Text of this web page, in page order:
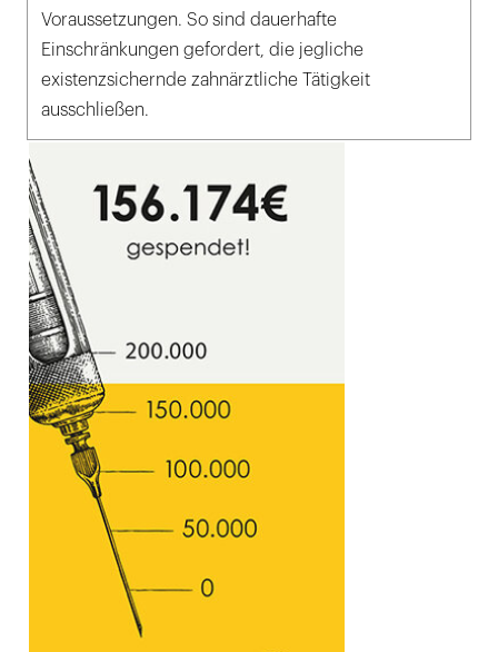
Voraussetzungen. So sind dauerhafte
Einschränkungen gefordert, die jegliche
existenzsichernde zahnärztliche Tätigkeit
ausschließen.